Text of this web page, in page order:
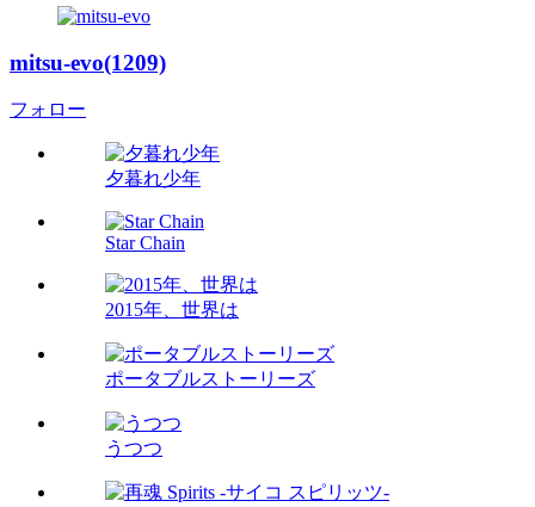
mitsu-evo(1209)
フォロー
夕暮れ少年
Star Chain
2015年、世界は
ポータブルストーリーズ
うつつ